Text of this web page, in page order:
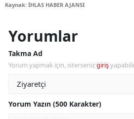
Kaynak: İHLAS HABER AJANSI
Yorumlar
Takma Ad
Yorum yapmak için, istersenizgiriş
Yorum Yazın (500 Karakter)